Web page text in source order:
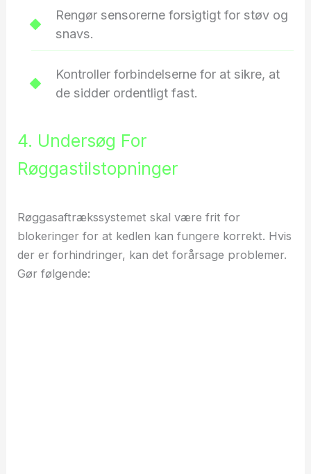
Rengør sensorerne forsigtigt for støv og
snavs.
Kontroller forbindelserne for at sikre, at
de sidder ordentligt fast.
4. Undersøg For
Røggastilstopninger
Røggasaftrækssystemet skal være frit for
blokeringer for at kedlen kan fungere korrekt. Hvis
der er forhindringer, kan det forårsage problemer.
Gør følgende: